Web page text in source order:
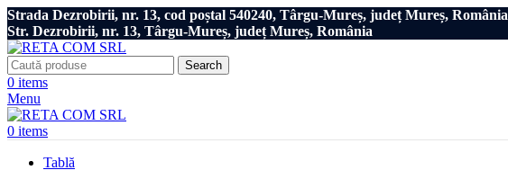
Strada Dezrobirii, nr. 13, cod poștal 540240, Târgu-Mureș, județ Mureș, România
Str. Dezrobirii, nr. 13, Târgu-Mureș, județ Mureș, România
Search
0 items
Menu
0 items
Tablă